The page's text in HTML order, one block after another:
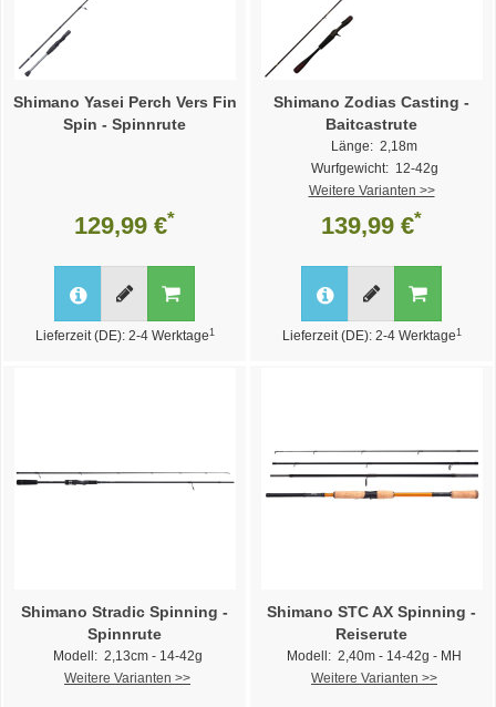
Shimano Yasei Perch Vers Fin
Spin - Spinnrute
129,99 €*
Lieferzeit (DE): 2-4 Werktage 1
Shimano Zodias Casting -
Baitcastrute
Länge: 2,18m
Wurfgewicht: 12-42g
Weitere Varianten >>
139,99 €*
Lieferzeit (DE): 2-4 Werktage 1
Shimano Stradic Spinning -
Spinnrute
Modell: 2,13cm - 14-42g
Weitere Varianten >>
Shimano STC AX Spinning -
Reiserute
Modell: 2,40m - 14-42g - MH
Weitere Varianten >>